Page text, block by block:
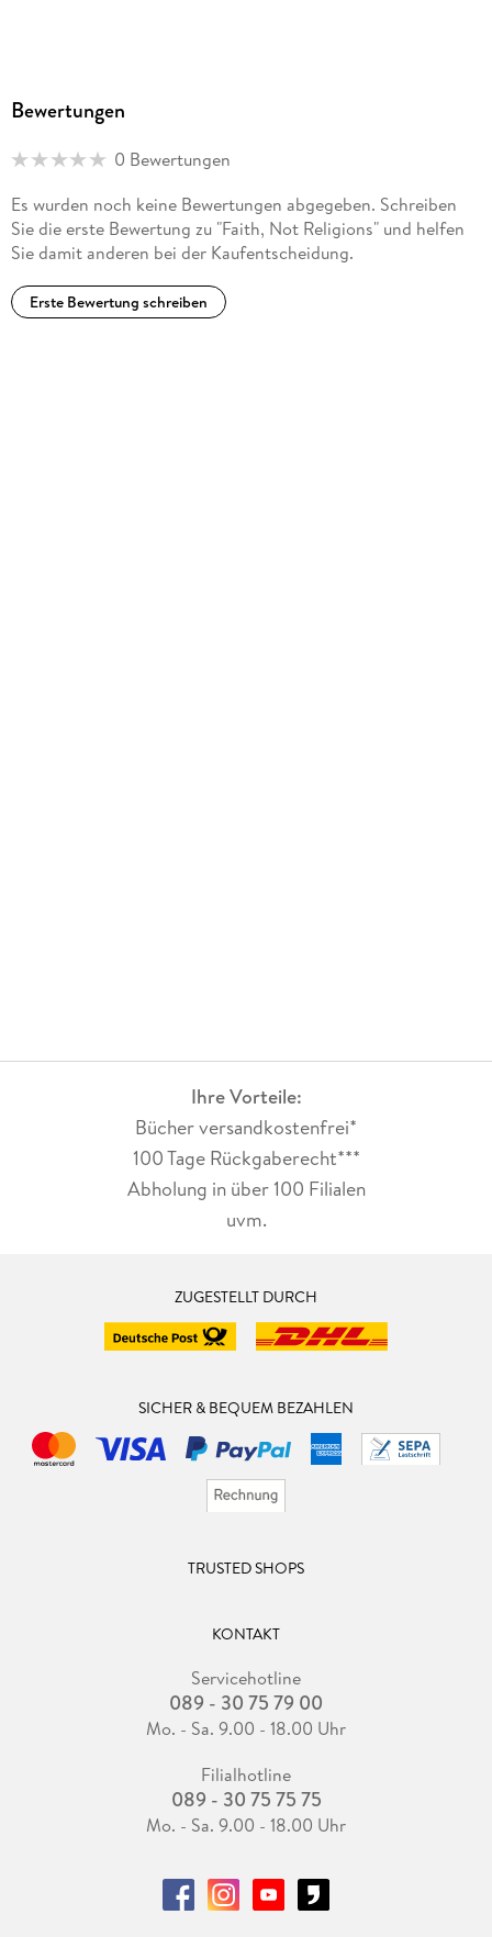
Bewertungen
0 Bewertungen
Es wurden noch keine Bewertungen abgegeben. Schreiben
Sie die erste Bewertung zu "Faith, Not Religions" und helfen
Sie damit anderen bei der Kaufentscheidung.
Erste Bewertung schreiben
Ihre Vorteile:
Bücher versandkostenfrei*
100 Tage Rückgaberecht***
Abholung in über 100 Filialen
uvm.
ZUGESTELLT DURCH
SICHER & BEQUEM BEZAHLEN
TRUSTED SHOPS
KONTAKT
Servicehotline
089 - 30 75 79 00
Mo. - Sa. 9.00 - 18.00 Uhr
Filialhotline
089 - 30 75 75 75
Mo. - Sa. 9.00 - 18.00 Uhr